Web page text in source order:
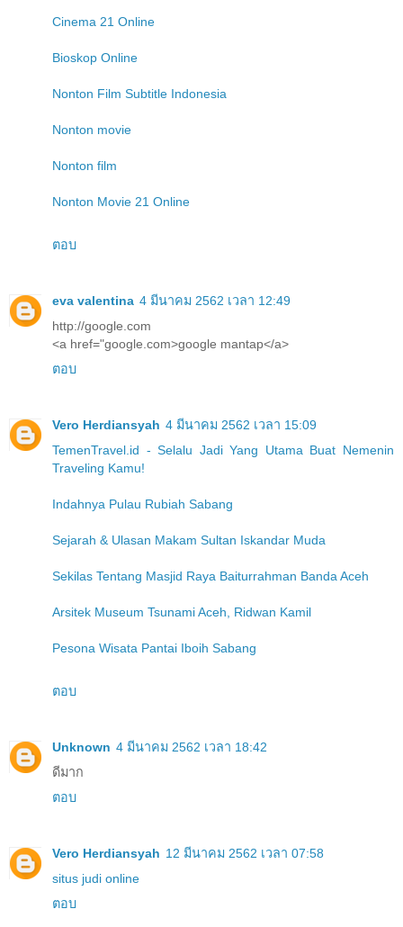
Cinema 21 Online
Bioskop Online
Nonton Film Subtitle Indonesia
Nonton movie
Nonton film
Nonton Movie 21 Online
ตอบ
eva valentina 4 มีนาคม 2562 เวลา 12:49
http://google.com
<a href="google.com>google mantap</a>
ตอบ
Vero Herdiansyah 4 มีนาคม 2562 เวลา 15:09
TemenTravel.id - Selalu Jadi Yang Utama Buat Nemenin
Traveling Kamu!
Indahnya Pulau Rubiah Sabang
Sejarah & Ulasan Makam Sultan Iskandar Muda
Sekilas Tentang Masjid Raya Baiturrahman Banda Aceh
Arsitek Museum Tsunami Aceh, Ridwan Kamil
Pesona Wisata Pantai Iboih Sabang
ตอบ
Unknown 4 มีนาคม 2562 เวลา 18:42
ดีมาก
ตอบ
Vero Herdiansyah 12 มีนาคม 2562 เวลา 07:58
situs judi online
ตอบ